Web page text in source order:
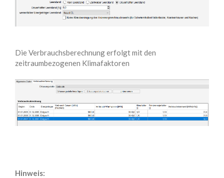
Die Verbrauchsberechnung erfolgt mit den
zeitraumbezogenen Klimafaktoren
Hinweis: